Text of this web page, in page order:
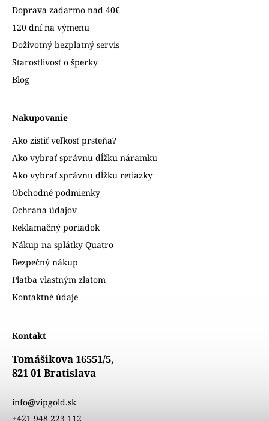
Doprava zadarmo nad 40€
120 dní na výmenu
Doživotný bezplatný servis
Starostlivosť o šperky
Blog
Nakupovanie
Ako zistiť veľkosť prsteňa?
Ako vybrať správnu dĺžku náramku
Ako vybrať správnu dĺžku retiazky
Obchodné podmienky
Ochrana údajov
Reklamačný poriadok
Nákup na splátky Quatro
Bezpečný nákup
Platba vlastným zlatom
Kontaktné údaje
Kontakt
Tomášikova 16551/5,
821 01 Bratislava
info@vipgold.sk
+421 948 223 112